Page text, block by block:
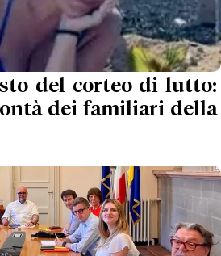
del corteo di lutto:
dei familiari della